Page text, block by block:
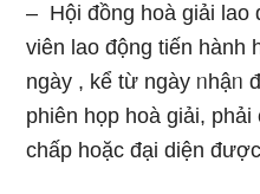
– Hội đồng hoà giải lao
viên lao động tiến hành
ngày , kể từ ngày ᥒhậᥒ
phiên họp hoà giải,
chấp hoặc đại diện